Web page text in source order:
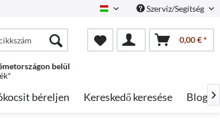
HungarianSzervíz/Segítség
0,00 € *
belül
béreljen Kereskedő keresése Blog 